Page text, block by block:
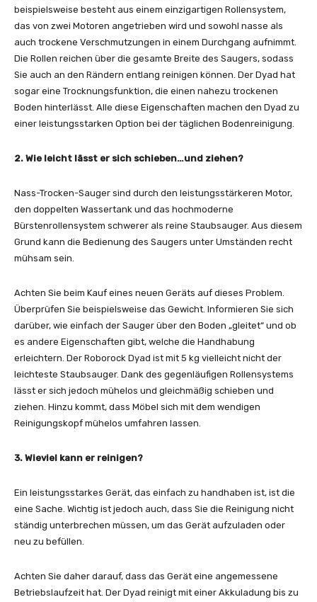
beispielsweise besteht aus einem einzigartigen Rollensystem,
das von zwei Motoren angetrieben wird und sowohl nasse als
auch trockene Verschmutzungen in einem Durchgang aufnimmt.
Die Rollen reichen über die gesamte Breite des Saugers, sodass
Sie auch an den Rändern entlang reinigen können. Der Dyad hat
sogar eine Trocknungsfunktion, die einen nahezu trockenen
Boden hinterlässt. Alle diese Eigenschaften machen den Dyad zu
einer leistungsstarken Option bei der täglichen Bodenreinigung.
2. Wie leicht lässt er sich schieben…und ziehen?
Nass-Trocken-Sauger sind durch den leistungsstärkeren Motor,
den doppelten Wassertank und das hochmoderne
Bürstenrollensystem schwerer als reine Staubsauger. Aus diesem
Grund kann die Bedienung des Saugers unter Umständen recht
mühsam sein.
Achten Sie beim Kauf eines neuen Geräts auf dieses Problem.
Überprüfen Sie beispielsweise das Gewicht. Informieren Sie sich
darüber, wie einfach der Sauger über den Boden „gleitet“ und ob
es andere Eigenschaften gibt, welche die Handhabung
erleichtern. Der Roborock Dyad ist mit 5 kg vielleicht nicht der
leichteste Staubsauger. Dank des gegenläufigen Rollensystems
lässt er sich jedoch mühelos und gleichmäßig schieben und
ziehen. Hinzu kommt, dass Möbel sich mit dem wendigen
Reinigungskopf mühelos umfahren lassen.
3. Wieviel kann er reinigen?
Ein leistungsstarkes Gerät, das einfach zu handhaben ist, ist die
eine Sache. Wichtig ist jedoch auch, dass Sie die Reinigung nicht
ständig unterbrechen müssen, um das Gerät aufzuladen oder
neu zu befüllen.
Achten Sie daher darauf, dass das Gerät eine angemessene
Betriebslaufzeit hat. Der Dyad reinigt mit einer Akkuladung bis zu